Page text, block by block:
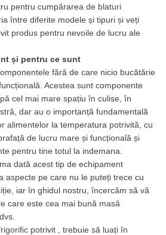
vulcanica
la cald
vulcanica
la cald
pentru cumpărarea de blaturi
între diferite modele și tipuri și veți
produs pentru nevoile de lucru ale
și pentru ce sunt
fără de care nicio bucătărie
Acestea sunt componente
cel mai mare spațiu în culise, în
dar au o importanță fundamentală
alimentelor la temperatura potrivită, cu
de lucru mare și funcțională și
pentru tine totul la indemana.
dată acest tip de echipament
aspecte pe care nu le puteți trece cu
iar în ghidul nostru, încercăm să vă
care este cea mai bună masă
potrivit
, trebuie să luați în